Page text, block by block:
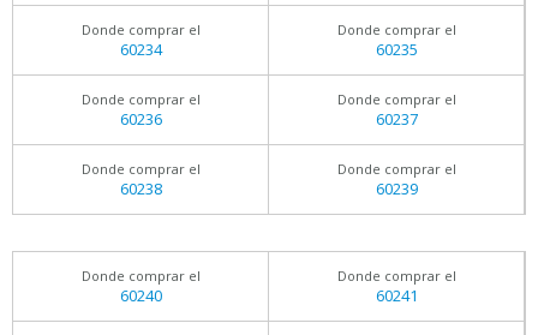
Donde comprar el
60234
Donde comprar el
60235
Donde comprar el
60236
Donde comprar el
60237
Donde comprar el
60238
Donde comprar el
60239
Donde comprar el
60240
Donde comprar el
60241